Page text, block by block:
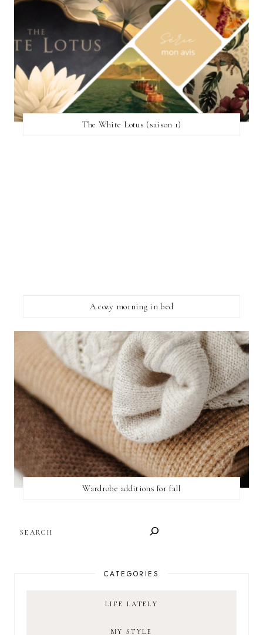
The White Lotus (saison 1)
A cozy morning in bed
Wardrobe additions for fall
CATEGORIES
LIFE LATELY
MY STYLE